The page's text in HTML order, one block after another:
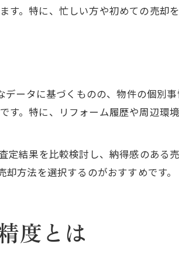
。特に、忙しい方や初めての売却
ータに基づくものの、物件の個別
。特に、リフォーム履歴や周辺環
結果を比較検討し、納得感のある
方法を選択するのがおすすめです。
度とは